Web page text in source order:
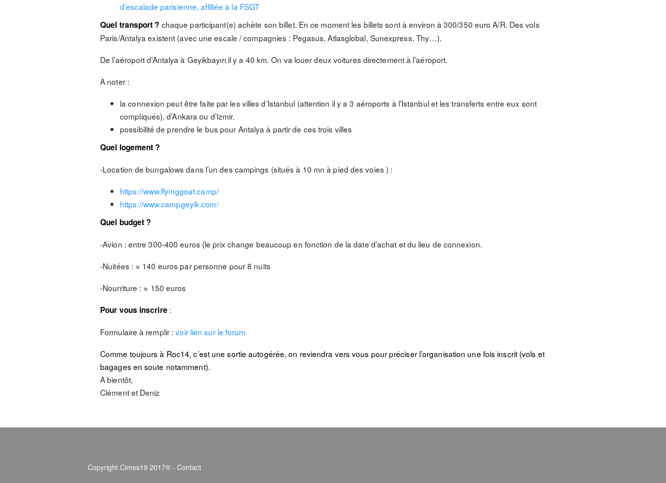
d’escalade parisienne, affiliée à la FSGT
Quel transport ? chaque participant(e) achète son billet. En ce moment les billets sont à environ à 300/350 euro A/R. Des vols
Paris/Antalya existent (avec une escale / compagnies : Pegasus, Atlasglobal, Sunexpress, Thy…).
De l’aéroport d’Antalya à Geyikbayırı il y a 40 km. On va louer deux voitures directement à l’aéroport.
A noter :
la connexion peut être faite par les villes d’Istanbul (attention il y a 3 aéroports à l’Istanbul et les transferts entre eux sont
compliqués), d’Ankara ou d’Izmir.
possibilité de prendre le bus pour Antalya à partir de ces trois villes
Quel logement ?
-Location de bungalows dans l’un des campings (situés à 10 mn à pied des voies ) :
https://www.flyinggoat.camp/
https://www.campgeyik.com/
Quel budget ?
-Avion : entre 300-400 euros (le prix change beaucoup en fonction de la date d’achat et du lieu de connexion.
-Nuitées : ≈ 140 euros par personne pour 8 nuits
-Nourriture : ≈ 150 euros
Pour vous inscrire :
Formulaire à remplir :voir lien sur le forum
Comme toujours à Roc14, c’est une sortie autogérée, on reviendra vers vous pour préciser l’organisation une fois inscrit (vols et
bagages en soute notamment).
A bientôt,
Clément et Deniz
Copyright Cimes19 2017® - Contact